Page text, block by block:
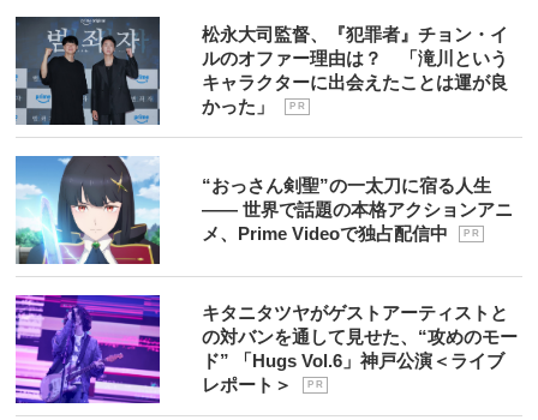
松永大司監督、『犯罪者』チョン・イ
ルのオファー理由は？ 「滝川という
キャラクターに出会えたことは運が良
かった」
P R
“おっさん剣聖”の一太刀に宿る人生
―― 世界で話題の本格アクションアニ
メ、Prime Videoで独占配信中
P R
キタニタツヤがゲストアーティストと
の対バンを通して見せた、“攻めのモー
ド” 「Hugs Vol.6」神戸公演＜ライブ
レポート＞
P R